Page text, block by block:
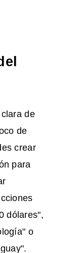
de
de
crear
para
dólares",
o